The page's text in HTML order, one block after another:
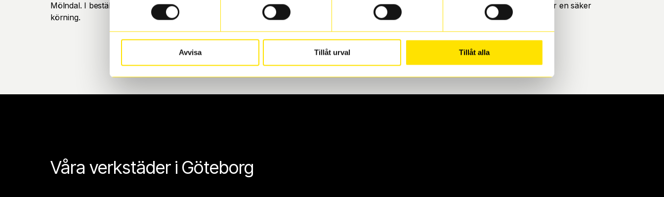
Avvisa Tillåt urval Tillåt alla
Mölndal. I beställningen anger du datum och tid för upphämtning eller service. När vi byter dina däck ser vi till att de uppfyller alla krav för en säker
körning.
Våra verkstäder i Göteborg